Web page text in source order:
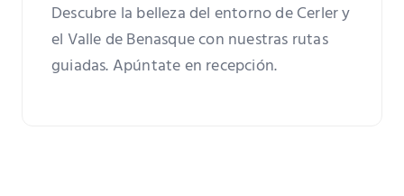
Descubre la belleza del entorno de Cerler y
el Valle de Benasque con nuestras rutas
guiadas. Apúntate en recepción.